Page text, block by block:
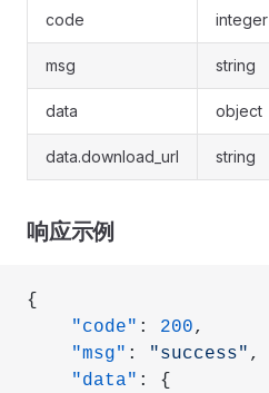
code integer
msg string
data object
data.download_url string
响应示例
{
    "code"
: 200,
    "msg"
: "success" ,
    "data"
: {